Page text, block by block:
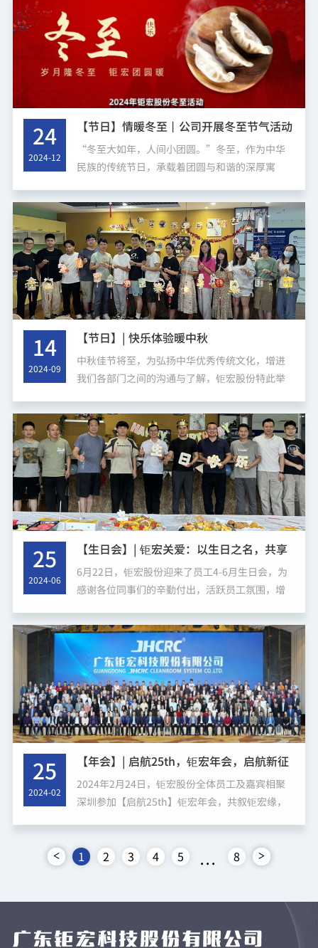
户服务质量承诺。年终聚餐...
24
2024-12
【节日】情暖冬至丨公司开展冬至节气活动
“冬至大如年，人间小团圆。”冬至，作为中华
民族的传统节日，承载着团圆与和谐的深厚寓
的魅力，营造浓厚的节日氛围，公司2024年12月
21日组织开展“冬至”节气主...
14
2024-09
【节日】| 快乐体验暖中秋
中秋佳节将至，为弘扬中华优秀传统文化，增进
我们各部门之间的沟通与了解，钜宏股份特此举
14日（周六）15:00-16:00地点：公司茶水间活动
亮点包括：中...
25
2024-06
【生日会】| 钜宏关爱：以生日之名，共享
美好时光
6月22日，钜宏股份迎来了员工4-6月生日会，为
感谢各位同事们的辛勤付出，活跃员工氛围，增
了一个温馨、亲切的生日会，给大家带去满满幸
福感的同时，也为企业文化增...
25
2024-02
【年会】| 启航25th，钜宏年会，启航新征
程，逐梦再出发！
2024年2月24日，钜宏股份全体员工及嘉宾相聚
深圳参加【启航25th】钜宏年会，共叙钜宏缘，
周年－新的起点 ...
< 1 2 3 4 5 ... 8 >